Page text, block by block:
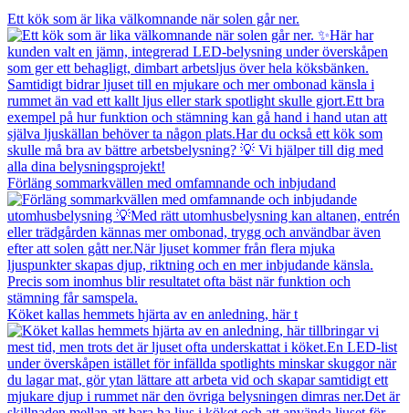
Ett kök som är lika välkomnande när solen går ner.
Förläng sommarkvällen med omfamnande och inbjudand
Köket kallas hemmets hjärta av en anledning, här t